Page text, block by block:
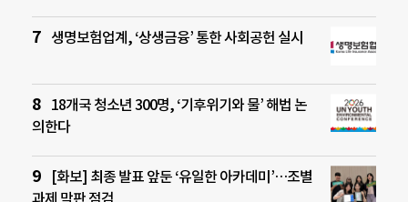
생명보험업계, ‘상생금융’ 통한 사회공헌 실시
18개국 청소년 300명, ‘기후위기와 물’ 해법 논
의한다
[화보] 최종 발표 앞둔 ‘유일한 아카데미’…조별
과제 막판 점검